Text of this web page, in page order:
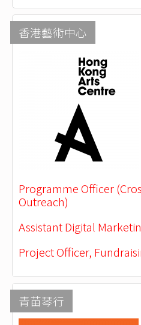
香港藝術中心
Programme Officer
Outreach)
Assistant Digital
Project Officer,
青苗琴行